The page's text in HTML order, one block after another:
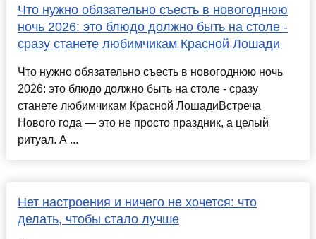
Что нужно обязательно съесть в новогоднюю
ночь 2026: это блюдо должно быть на столе -
сразу станете любимчикам Красной Лошади
Что нужно обязательно съесть в новогоднюю ночь
2026: это блюдо должно быть на столе - сразу
станете любимчикам Красной ЛошадиВстреча
Нового года — это не просто праздник, а целый
ритуал. А ...
Нет настроения и ничего не хочется: что
делать, чтобы стало лучше